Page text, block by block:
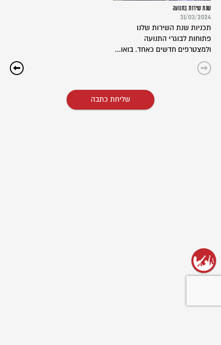
שנת שירות בתנועה
31/03/2024
תכניות שנת השירות שלנו
פתוחות לבוגרי התנועה
ולמצטרפים חדשים כאחד. בואו...
שליחת כתבה